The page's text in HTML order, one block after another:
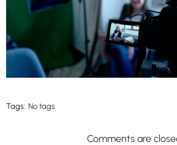
Tags: No tags
Comments are